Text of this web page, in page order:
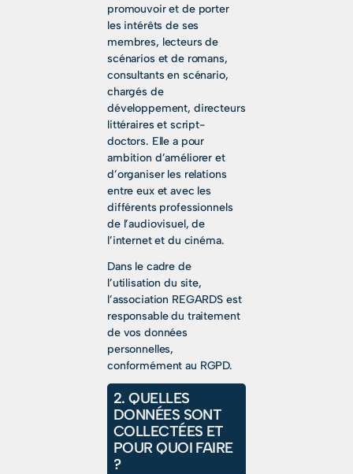
promouvoir et de porter
les intérêts de ses
membres, lecteurs de
scénarios et de romans,
consultants en scénario,
chargés de
développement, directeurs
littéraires et script-
doctors. Elle a pour
ambition d’améliorer et
d’organiser les relations
entre eux et avec les
différents professionnels
de l’audiovisuel, de
l’internet et du cinéma.
Dans le cadre de
l’utilisation du site,
l’association REGARDS est
responsable du traitement
de vos données
personnelles,
conformément au RGPD.
2. QUELLES
DONNÉES SONT
COLLECTÉES ET
POUR QUOI FAIRE
?